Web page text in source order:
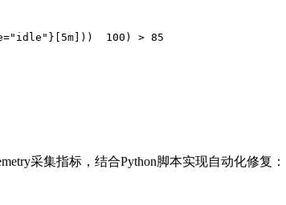
100) > 85
采集指标，结合Python脚本实现自动化修复：